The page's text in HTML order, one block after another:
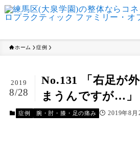
ホーム 症例
No.131 「右足が
まうんですが…」
2019
8/28
症例 腕・肘・膝・足の痛み 2019年8月